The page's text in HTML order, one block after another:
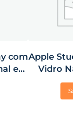
com
e
Apple
Vidro